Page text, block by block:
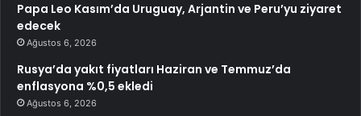
Papa Leo Kasım’da Uruguay, Arjantin ve Peru’yu ziyaret
edecek
Ağustos 6, 2026
Rusya’da yakıt fiyatları Haziran ve Temmuz’da
enflasyona %0,5 ekledi
Ağustos 6, 2026